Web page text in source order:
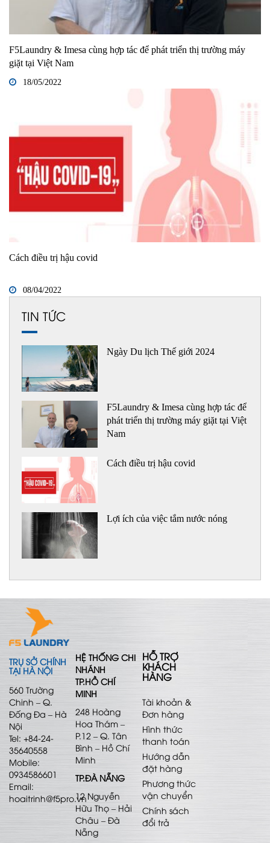
F5Laundry & Imesa cùng hợp tác để phát triển thị trường máy
giặt tại Việt Nam
18/05/2022
Cách điều trị hậu covid
08/04/2022
TIN TỨC
Ngày Du lịch Thế giới 2024
F5Laundry & Imesa cùng hợp tác để
phát triển thị trường máy giặt tại Việt
Nam
Cách điều trị hậu covid
Lợi ích của việc tắm nước nóng
TRỤ SỞ CHÍNH
TẠI HÀ NỘI
560 Trường
Chinh – Q.
Đống Đa – Hà
Nội
Tel: +84-24-
35640558
Mobile:
0934586601
Email:
hoaitrinh@f5pro.vn
HỆ THỐNG CHI
NHÁNH
TP.HỒ CHÍ
MINH
248 Hoàng
Hoa Thám –
P.12 – Q. Tân
Bình – Hồ Chí
Minh
TP.ĐÀ NẴNG
12 Nguyễn
Hữu Thọ – Hải
Châu – Đà
Nẵng
HỖ TRỢ
KHÁCH
HÀNG
Tài khoản &
Đơn hàng
Hình thức
thanh toán
Hướng dẫn
đặt hàng
Phương thức
vận chuyển
Chính sách
đổi trả